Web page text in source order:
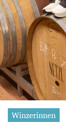
Winzerinnen